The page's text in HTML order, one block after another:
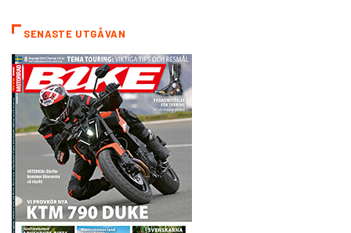
SENASTE UTGÅVAN